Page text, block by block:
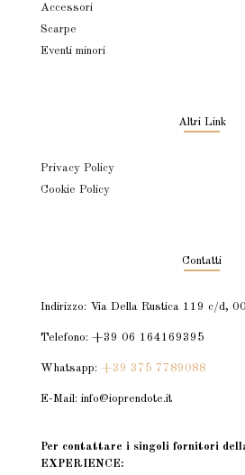
Accessori
Scarpe
Eventi minori
Altri Link
Privacy Policy
Cookie Policy
Contatti
Indirizzo: Via Della Rustica 119 c/d,
Telefono: +39 06 164169395
Whatsapp: +39 375 7789088
E-Mail: info@ioprendote.it
Per contattare i singoli fornitori
EXPERIENCE: